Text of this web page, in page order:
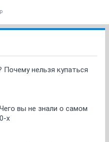
нельзя купаться
вы не знали о самом
х